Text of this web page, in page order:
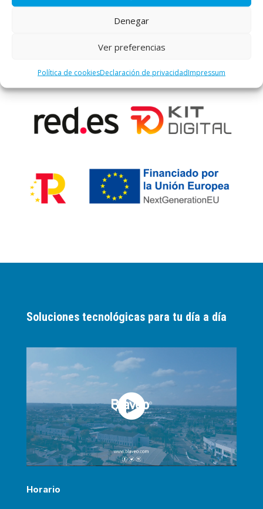
Denegar
Ver preferencias
Política de cookiesDeclaración de privacidadImpressum
Soluciones tecnológicas para tu día a día
Horario